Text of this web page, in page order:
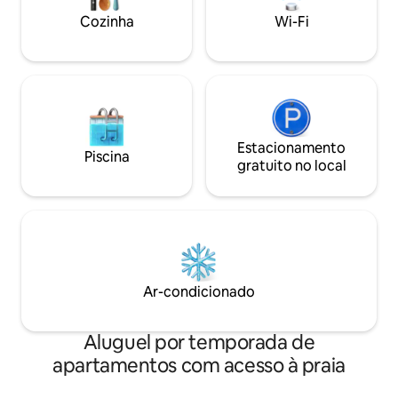
está a poucos minutos de distância de
um campo de golfe, cassino e um resort
Campo, passear
melhores
Cozinha Wi-Fi
Piscina
Estacionamento
gratuito no local
Ar-condicionado
Aluguel por temporada de
apartamentos com acesso à praia